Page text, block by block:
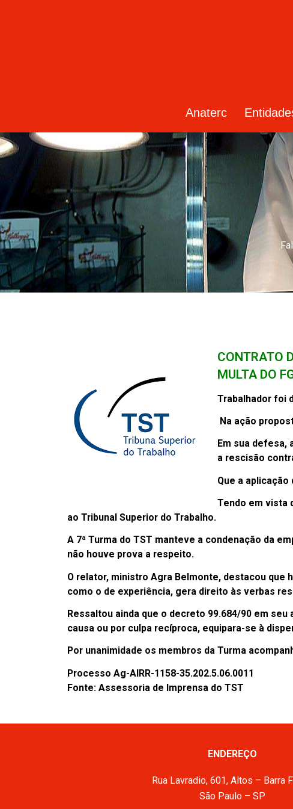
Anaterc
CONTRATO
MULTA DO
Trabalhador foi
Na ação
Em sua defesa,
a rescisão
Que a
Tendo em vista
ao Tribunal Superior do Trabalho.
A 7ª Turma do TST manteve a condenação da
não houve prova a respeito.
O relator, ministro Agra Belmonte, destacou
como o de experiência, gera direito às verbas
Ressaltou ainda que o decreto 99.684/90 em
causa ou por culpa recíproca, equipara-se à
Por unanimidade os membros da Turma
Processo Ag-AIRR-1158-35.202.5.06.0011
Fonte: Assessoria de Imprensa do TST
ENDEREÇO
Rua Lavradio, 601, Altos – Barra
São Paulo – SP